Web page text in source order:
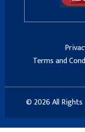
Terms and
© 2026 All Rights